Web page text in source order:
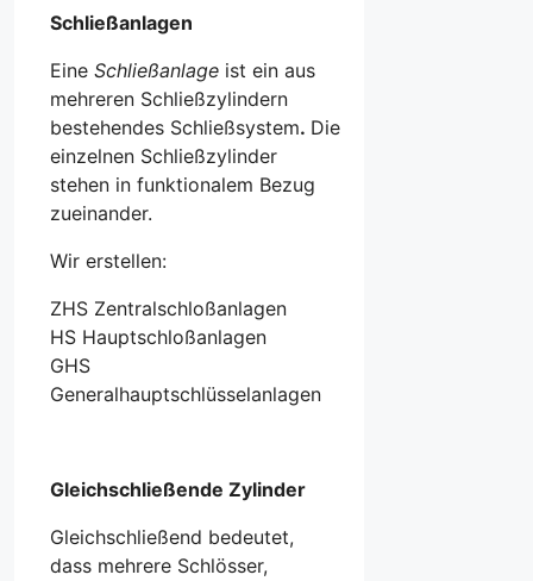
Schließanlagen
Eine Schließanlage ist ein aus
mehreren Schließzylindern
bestehendes Schließsystem. Die
einzelnen Schließzylinder
stehen in funktionalem Bezug
zueinander.
Wir erstellen:
ZHS Zentralschloßanlagen
HS Hauptschloßanlagen
GHS
Generalhauptschlüsselanlagen
Gleichschließende Zylinder
Gleichschließend bedeutet,
dass mehrere Schlösser,